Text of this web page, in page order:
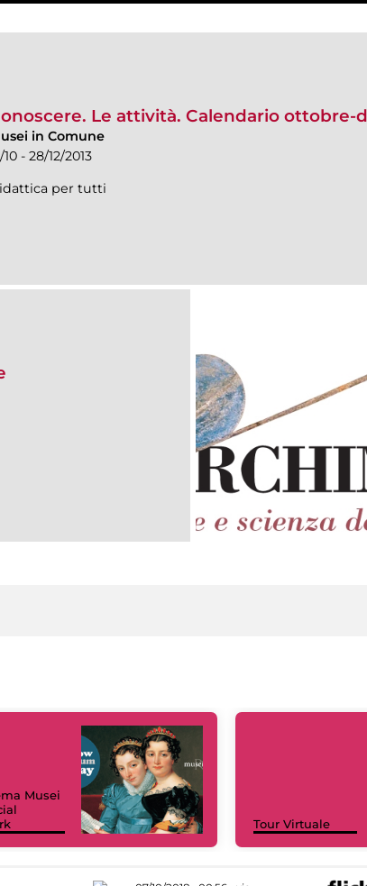
Le attività. Calendario ottobre-
in Comune
10 - 28/12/2013
per tutti
Musei
Tour Virtuale